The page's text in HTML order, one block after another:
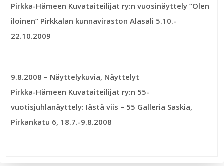
Pirkka-Hämeen Kuvataiteilijat ry:n vuosinäyttely ”Olen
iloinen” Pirkkalan kunnaviraston Alasali 5.10.-
22.10.2009
9.8.2008 – Näyttelykuvia, Näyttelyt
Pirkka-Hämeen Kuvataiteilijat ry:n 55-
vuotisjuhlanäyttely: Iästä viis – 55 Galleria Saskia,
Pirkankatu 6, 18.7.-9.8.2008